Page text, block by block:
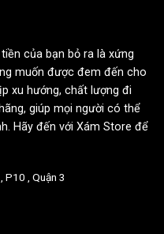
của bạn bỏ ra là xứng
muốn được đem đến cho
xu hướng, chất lượng đi
giúp mọi người có thể
Hãy đến với Xám Store để
P10 , Quận 3